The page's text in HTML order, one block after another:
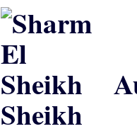
Sheikh